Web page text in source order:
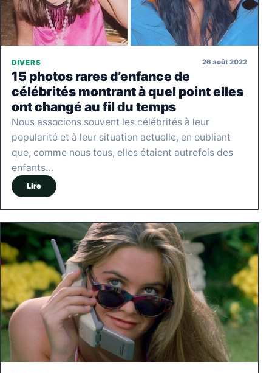
DIVERS 26 août 2022
15 photos rares d’enfance de
célébrités montrant à quel point elles
ont changé au fil du temps
Nous associons souvent les célébrités à leur
popularité et à leur situation actuelle, en oubliant
que, comme nous tous, elles étaient autrefois des
enfants…
Lire